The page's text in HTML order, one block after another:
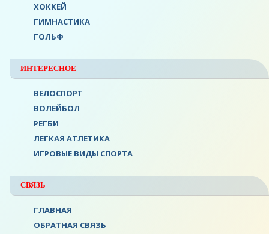
ХОККЕЙ
ГИМНАСТИКА
ГОЛЬФ
ИНТЕРЕСНОЕ
ВЕЛОСПОРТ
ВОЛЕЙБОЛ
РЕГБИ
ЛЕГКАЯ АТЛЕТИКА
ИГРОВЫЕ ВИДЫ СПОРТА
СВЯЗЬ
ГЛАВНАЯ
ОБРАТНАЯ СВЯЗЬ